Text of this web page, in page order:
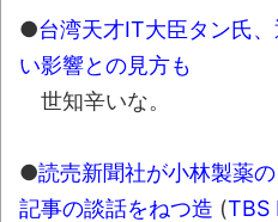
みんななんだかん
ゃん
「アメリカのヤン
を売った結果ｗｗｗ
【読書感想】山野
落ちるまで』
●台湾天才IT大臣タン氏
い影響との見方も
世知辛いな。
●読売新聞社が小林製薬
記事の談話をねつ造 (TBS